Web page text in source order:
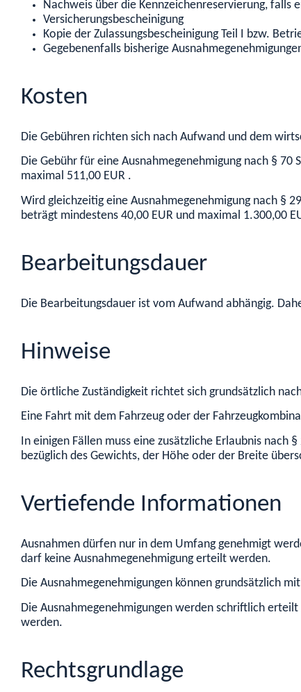
Nachweis über die Kennzeichenreservierung, falls
Versicherungsbescheinigung
Kopie der Zulassungsbescheinigung Teil I bzw.
Gegebenenfalls bisherige
Kosten
Die Gebühren richten sich nach Aufwand und dem
Die Gebühr für eine Ausnahmegenehmigung nach § 70
maximal 511,00 EUR .
Wird gleichzeitig eine Ausnahmegenehmigung nach §
beträgt mindestens 40,00 EUR und maximal 1.300,00
Bearbeitungsdauer
Die Bearbeitungsdauer ist vom Aufwand abhängig.
Hinweise
Die örtliche Zuständigkeit richtet sich grundsätzlich
Eine Fahrt mit dem Fahrzeug oder der
In einigen Fällen muss eine zusätzliche Erlaubnis nach
bezüglich des Gewichts, der Höhe oder der Breite
Vertiefende Informationen
Ausnahmen dürfen nur in dem Umfang genehmigt
darf keine Ausnahmegenehmigung erteilt werden.
Die Ausnahmegenehmigungen können grundsätzlich
Die Ausnahmegenehmigungen werden schriftlich
werden.
Rechtsgrundlage